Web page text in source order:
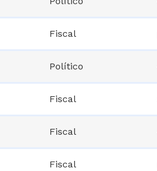
Fiscal
Político
Fiscal
Fiscal
Fiscal